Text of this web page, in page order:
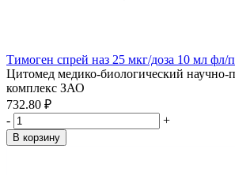
Тимоген спрей наз 25 мкг/доза 10 мл фл/
Цитомед медико-биологический научно-
комплекс ЗАО
732.80 ₽
-
+
В корзину